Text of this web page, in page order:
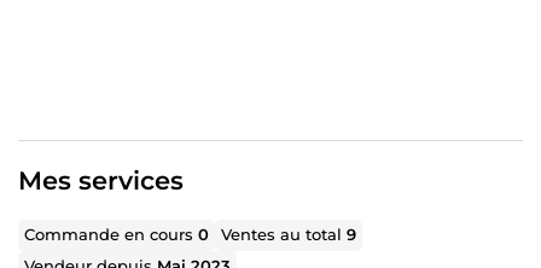
percutants et de supports visuels attractifs à la
conception de sites eCommerce à la fois fonctionnels et
esthétiques. Mon approche combine créativité, précision
des résultats visuels puissants et engageants.
Mes services
Commande en cours0 Ventes au total9